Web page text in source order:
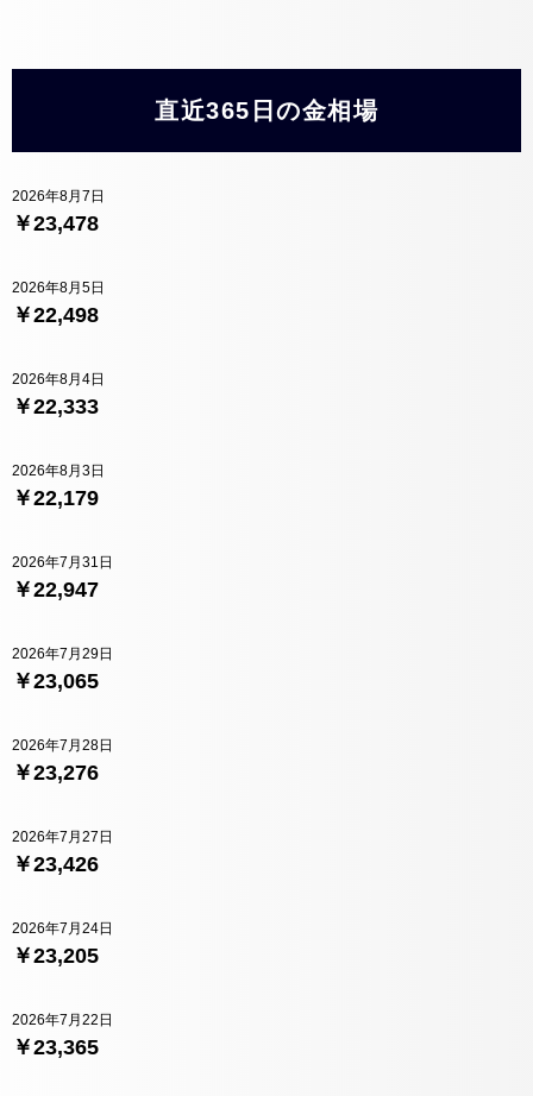
直近365日の金相場
￥23,478
2026年8月7日
￥22,498
2026年8月5日
￥22,333
2026年8月4日
￥22,179
2026年8月3日
￥22,947
2026年7月31日
￥23,065
2026年7月29日
￥23,276
2026年7月28日
￥23,426
2026年7月27日
￥23,205
2026年7月24日
￥23,365
2026年7月22日